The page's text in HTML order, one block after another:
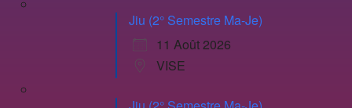
Jiu (2° Semestre Ma-Je)
11 Août 2026
VISE